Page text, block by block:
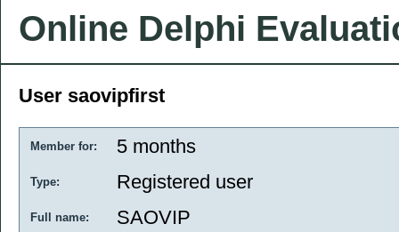
Online Delphi
User saovipfirst
Member for: 5 months
Type: Registered user
Full name: SAOVIP